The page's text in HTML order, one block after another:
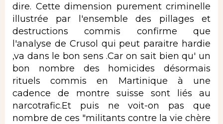
dire. Cette dimension purement criminelle
illustrée par l'ensemble des pillages et
destructions commis confirme que
l'analyse de Crusol qui peut paraitre hardie
,va dans le bon sens .Car on sait bien qu' un
bon nombre des homicides désormais
rituels commis en Martinique à une
cadence de montre suisse sont liés au
narcotrafic.Et puis ne voit-on pas que
nombre de ces "militants contre la vie chère